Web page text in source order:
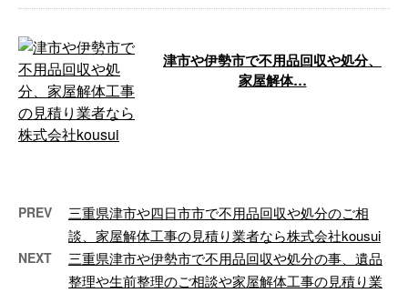
津市や伊勢市で不用品回収や処分、
家屋解体…
PREV
三重県津市や四日市市で不用品回収や処分のご相
談、家屋解体工事の見積り業者なら株式会社kousui
NEXT
三重県津市や伊勢市で不用品回収や処分の事、遺品
整理や生前整理のご相談や家屋解体工事の見積り業